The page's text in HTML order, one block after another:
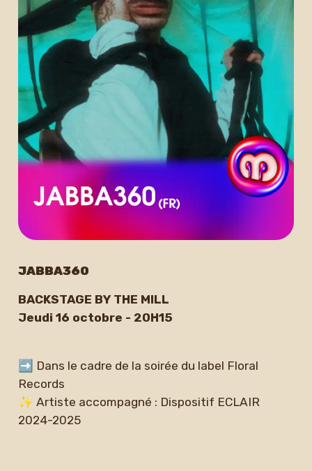
JABBA360
BACKSTAGE BY THE MILL
Jeudi 16 octobre - 20H15
➡ Dans le cadre de la soirée du label Floral
Records
✨ Artiste accompagné : Dispositif ECLAIR
2024-2025